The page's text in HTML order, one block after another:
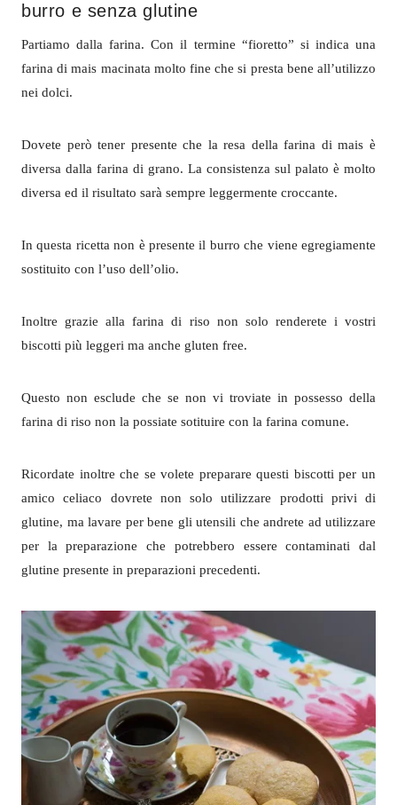
burro e senza glutine
Partiamo dalla farina. Con il termine “fioretto” si indica una
farina di mais macinata molto fine che si presta bene all’utilizzo
nei dolci.
Dovete però tener presente che la resa della farina di mais è
diversa dalla farina di grano. La consistenza sul palato è molto
diversa ed il risultato sarà sempre leggermente croccante.
In questa ricetta non è presente il burro che viene egregiamente
sostituito con l’uso dell’olio.
Inoltre grazie alla farina di riso non solo renderete i vostri
biscotti più leggeri ma anche gluten free.
Questo non esclude che se non vi troviate in possesso della
farina di riso non la possiate sotituire con la farina comune.
Ricordate inoltre che se volete preparare questi biscotti per un
amico celiaco dovrete non solo utilizzare prodotti privi di
glutine, ma lavare per bene gli utensili che andrete ad utilizzare
per la preparazione che potrebbero essere contaminati dal
glutine presente in preparazioni precedenti.